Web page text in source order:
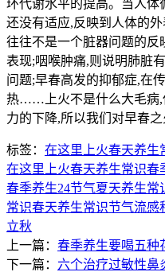
环代谢水平的提高。当人体
还没有适应,反映到人体的
往往不是一个脏器问题的反
表现;咽喉肿痛,则说明肺脏
问题;早春高发的抑郁症,在
热……上火不是什么大毛病,
力的下降,所以我们对早春之
标签： 在这里 上火春天养生
在这里 上火春天养生常识春
春季养生24节气夏天养生常
常识春天养生常识节气流感
立秋
上一篇： 春季养生要喝五种
下一篇： 六个治疗过敏性鼻